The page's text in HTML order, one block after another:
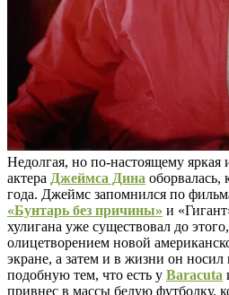
Недолгая, но по-настоящему яркая
актера Джеймса Дина оборвалась,
года. Джеймс запомнился по
«Бунтарь без причины» и
хулигана уже существовал до
олицетворением новой
экране, а затем и в жизни он носил
подобную тем, что есть у Baracuta
привнес в массы белую футболку,